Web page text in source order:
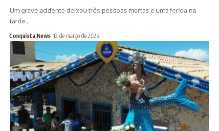
Um grave acidente deixou três pessoas mortas e uma ferida na
tarde…
Conquista News 12 de março de 2025